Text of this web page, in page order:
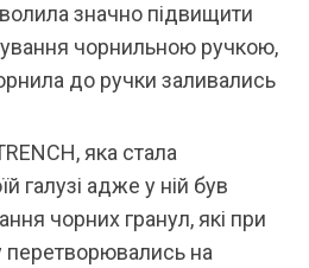
значно підвищити
чорнильною ручкою,
до ручки заливались
яка стала
галузі адже у ній був
чорних гранул, які при
перетворювались на